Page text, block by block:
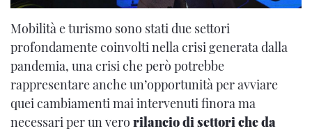
Mobilità e turismo sono stati due settori
profondamente coinvolti nella crisi generata dalla
pandemia, una crisi che però potrebbe
rappresentare anche un’opportunità per avviare
quei cambiamenti mai intervenuti finora ma
necessari per un vero rilancio di settori che da